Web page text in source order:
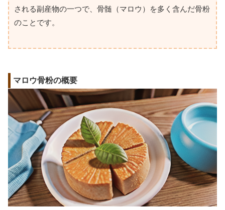
される副産物の一つで、骨髄（マロウ）を多く含んだ骨粉
のことです。
マロウ骨粉の概要